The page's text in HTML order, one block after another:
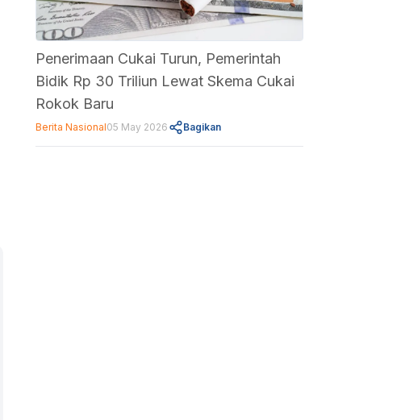
Penerimaan Cukai Turun, Pemerintah
Bidik Rp 30 Triliun Lewat Skema Cukai
Rokok Baru
Berita Nasional05 May 2026 Bagikan